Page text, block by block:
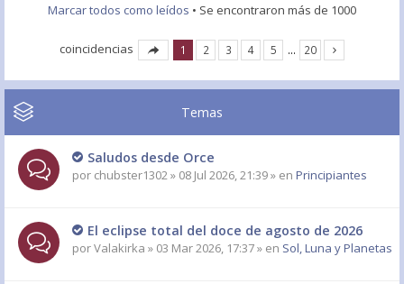
Marcar todos como leídos • Se encontraron más de 1000
coincidencias 1 2 3 4 5 … 20
Temas
Saludos desde Orce
por chubster1302» 08 Jul 2026, 21:39 » en Principiantes
El eclipse total del doce de agosto de 2026
porValakirka » 03 Mar 2026, 17:37 » en Sol, Luna y Planetas